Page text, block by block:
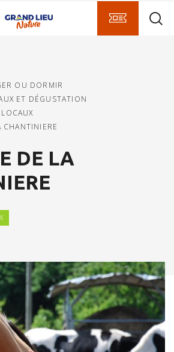
OU DORMIR
ET DÉGUSTATION
CHANTINIERE
DE LA